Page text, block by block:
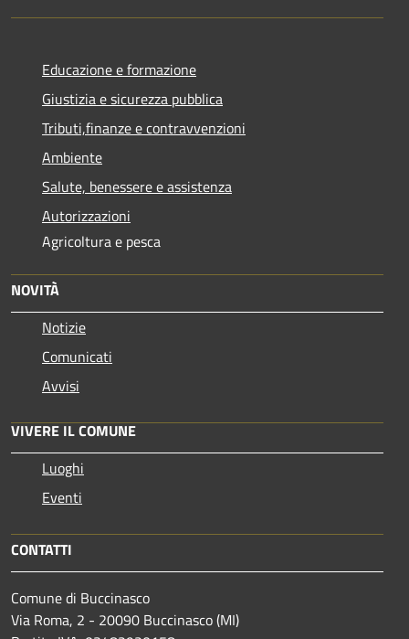
Educazione e formazione
Giustizia e sicurezza pubblica
Tributi,finanze e contravvenzioni
Ambiente
Salute, benessere e assistenza
Autorizzazioni
Agricoltura e pesca
NOVITÀ
Notizie
Comunicati
Avvisi
VIVERE IL COMUNE
Luoghi
Eventi
CONTATTI
Comune di Buccinasco
Via Roma, 2 - 20090 Buccinasco (MI)